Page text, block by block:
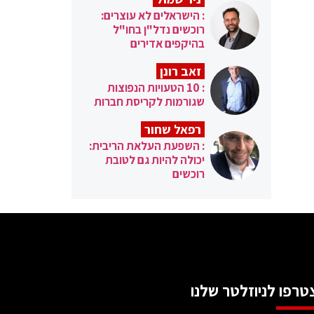
: הישראלים לא עוצרים:
רוכשים נדל"ן בחו"ל
בהיקפים אדירים
זאב רונן
: 10 הטעויות הנפוצות
שגורמות לקריסת חברות
רפאל שחור
: השפעת העלאת הריבית:
יכולה להיות גם לטובת
רוכשים
לניוזלטר שלנו